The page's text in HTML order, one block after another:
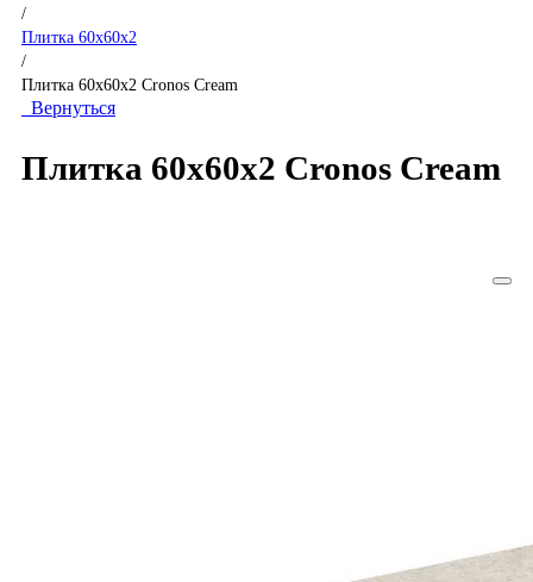
/
Плитка 60x60x2
/
Плитка 60x60x2 Cronos Cream
Вернуться
Плитка 60x60x2 Cronos Cream